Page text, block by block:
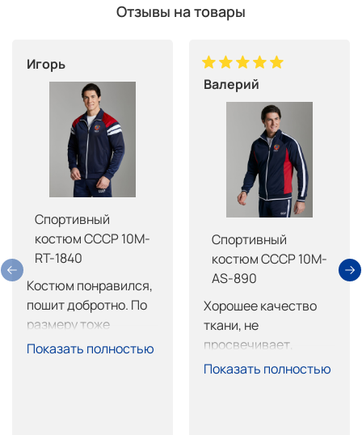
Отзывы на товары
Игорь
Спортивный
костюм СССР 10M-
RT-1840
Костюм понравился,
пошит добротно. По
размеру тоже
нормально, брюки
Показать полностью
Валерий
Спортивный
костюм СССР 10M-
AS-890
Хорошее качество
ткани, не
просвечивает,
пошив тоже на
Показать полностью